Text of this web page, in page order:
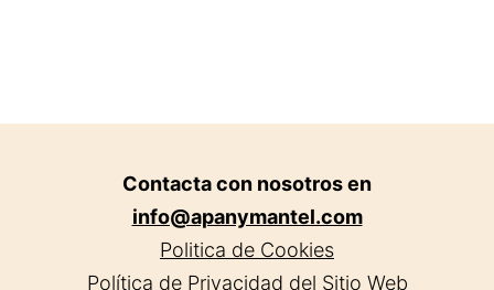
Contacta con nosotros en
info@apanymantel.com
Politica de Cookies
Política de Privacidad del Sitio Web